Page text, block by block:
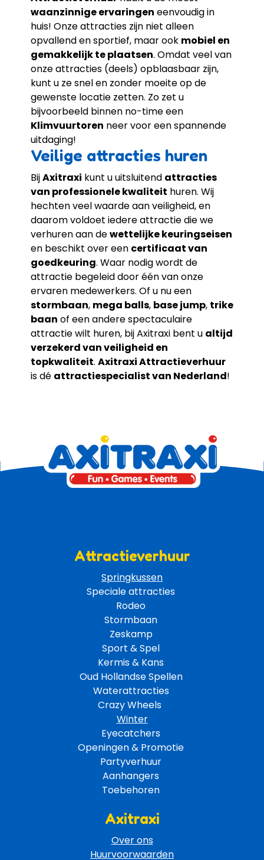
waanzinnige ervaringen eenvoudig in
huis! Onze attracties zijn niet alleen
opvallend en sportief, maar ook mobiel en
gemakkelijk te plaatsen. Omdat veel van
onze attracties (deels) opblaasbaar zijn,
kunt u ze snel en zonder moeite op de
gewenste locatie zetten. Zo zet u
bijvoorbeeld binnen no-time een
Klimvuurtoren neer voor een spannende
uitdaging!
Veilige attracties huren
BijAxitraxi kunt u uitsluitend attracties
van professionele kwaliteit huren. Wij
hechten veel waarde aan veiligheid, en
daarom voldoet iedere attractie die we
verhuren aan dewettelijke keuringseisen
en beschikt over een certificaat van
goedkeuring. Waar nodig wordt de
attractie begeleid door één van onze
ervaren medewerkers. Of u nu een
stormbaan, mega balls, base jump, trike
baan of een andere spectaculaire
attractie wilt huren, bij Axitraxi bent u altijd
verzekerd van veiligheid en
topkwaliteit. Axitraxi Attractieverhuur
is dé attractiespecialist van Nederland!
Attractieverhuur
Springkussen
Speciale attracties
Rodeo
Stormbaan
Zeskamp
Sport & Spel
Kermis & Kans
Oud Hollandse Spellen
Waterattracties
Crazy Wheels
Winter
Eyecatchers
Openingen & Promotie
Partyverhuur
Aanhangers
Toebehoren
Axitraxi
Over ons
Huurvoorwaarden